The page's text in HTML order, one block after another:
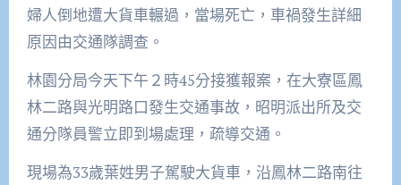
婦人倒地遭大貨車輾過，當場死亡，車禍發生詳細
原因由交通隊調查。
林園分局今天下午２時45分接獲報案，在大寮區鳳
林二路與光明路口發生交通事故，昭明派出所及交
通分隊員警立即到場處理，疏導交通。
現場為33歲葉姓男子駕駛大貨車，沿鳳林二路南往